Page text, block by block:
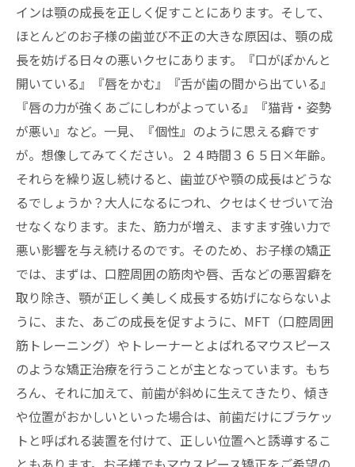
インは顎の成長を正しく促すことにあります。そして、
ほとんどのお子様の歯並び不正の大きな原因は、顎の成
長を妨げる日々の悪いクセにあります。『口がぽかんと
開いている』『唇をかむ』『舌が歯の間から出ている』
『唇の力が強くあごにしわがよっている』『猫背・姿勢
が悪い』など。一見、『個性』のように思える癖です
が。想像してみてください。２４時間３６５日×年齢。
それらを繰り返し続けると、歯並びや顎の成長はどうな
るでしょうか？大人になるにつれ、クセはくせづいて治
せなくなります。また、筋力が増え、ますます強い力で
悪い影響を与え続けるのです。そのため、お子様の矯正
では、まずは、口腔周囲の筋肉や唇、舌などの悪習癖を
取り除き、顎が正しく美しく成長する妨げにならないよ
うに、また、あごの成長を促すように、MFT（口腔周囲
筋トレーニング）やトレーナーとよばれるマウスピース
のような矯正治療を行うことが主となっています。もち
ろん、それに加えて、前歯が斜めに生えてきたり、傾き
や位置がおかしいといった場合は、前歯だけにブラケッ
トと呼ばれる装置を付けて、正しい位置へと誘導するこ